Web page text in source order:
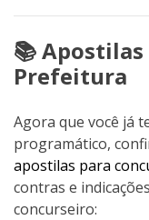
📚
Prefeitura
Agora que você já
programático,
apostilas para
contras e
concurseiro: